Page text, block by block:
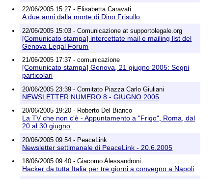
22/06/2005 15:27 - Elisabetta Caravati
A due anni dalla morte di Dino Frisullo
22/06/2005 15:03 - Comunicazione at supportolegale.org
[Comunicato stampa] intercettate mail e mailing list del
Genova Legal Forum
21/06/2005 17:37 - comunicazione
[Comunicato stampa] Genova, 21 giugno 2005: Segni
particolari
20/06/2005 23:39 - Comitato Piazza Carlo Giuliani
NEWSLETTER NUMERO 8 - GIUGNO 2005
20/06/2005 19:20 - Roberto Del Bianco
La TV che non c'è - Appuntamento a "Frigo", Roma, dal
20 al 30 giugno.
20/06/2005 09:54 - PeaceLink
Newsletter settimanale di PeaceLink - 20.6.2005
18/06/2005 09:40 - Giacomo Alessandroni
Hacker da tutta Italia per tre giorni a convegno a Napoli